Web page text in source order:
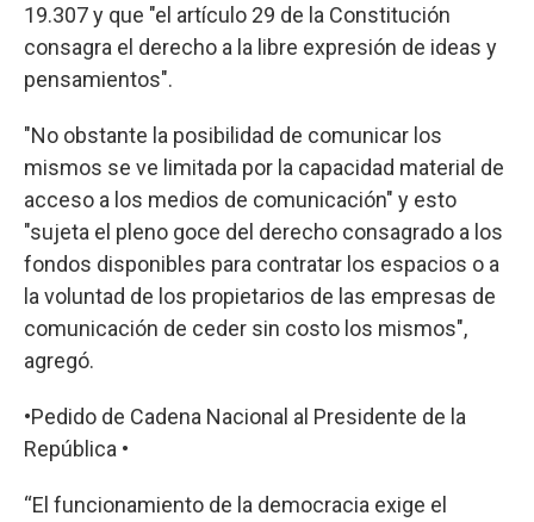
19.307 y que "el artículo 29 de la Constitución
consagra el derecho a la libre expresión de ideas y
pensamientos".
"No obstante la posibilidad de comunicar los
mismos se ve limitada por la capacidad material de
acceso a los medios de comunicación" y esto
"sujeta el pleno goce del derecho consagrado a los
fondos disponibles para contratar los espacios o a
la voluntad de los propietarios de las empresas de
comunicación de ceder sin costo los mismos",
agregó.
•Pedido de Cadena Nacional al Presidente de la
República •
“El funcionamiento de la democracia exige el